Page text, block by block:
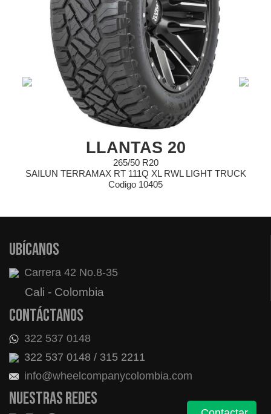
TRUCK
LLANTAS 16
285/75 R16 LT 126/123Q 10PR
SAILUN TERRAMAX RT OWL LIGNT TRUC
Codigo 9884
Ubícanos
Carrera 42 No.8-35
Cali - Colombia
Contáctanos
322 537 0148
322 537 0148 / 315 2211
info@wheelcompanycolombia.com
Nuestras redes